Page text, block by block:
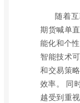
随着
期货喊单
能化和个
智能技术
和交易策
效率。 同
越受到重